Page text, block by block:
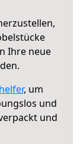
Ihre neue
, um
und
und